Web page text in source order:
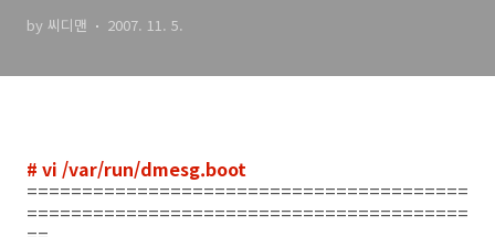
by 씨디맨 2007. 11. 5.
# vi /var/run/dmesg.boot
========================================
========================================